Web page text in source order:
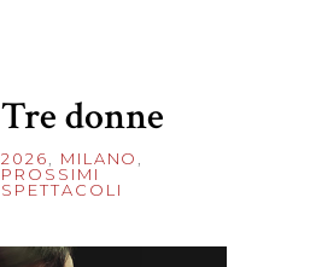
Tre donne
2026 MILANO
PROSSIMI
SPETTACOLI